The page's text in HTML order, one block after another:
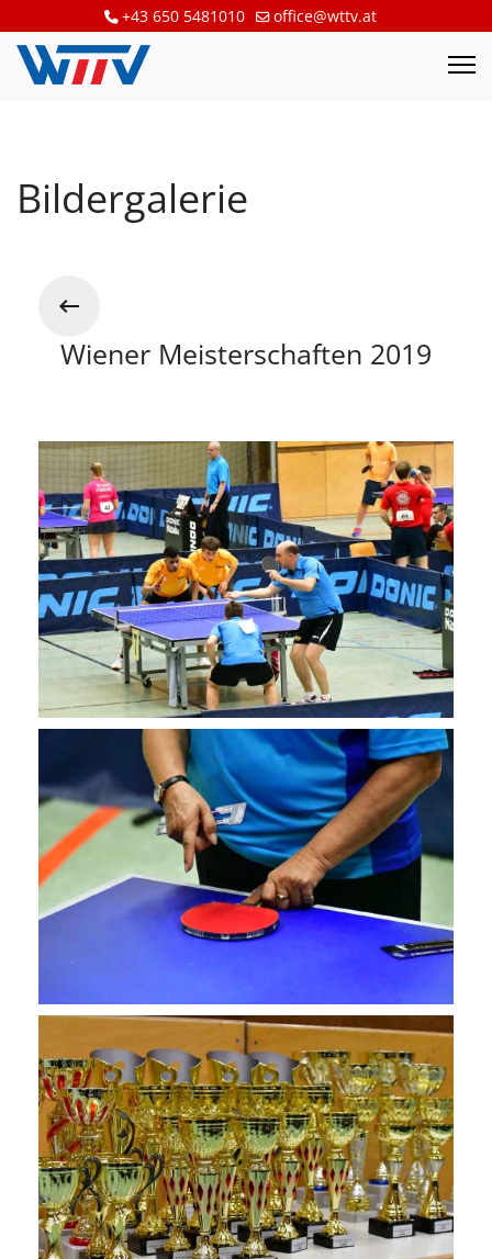
+43 650 5481010 office@wttv.at
Bildergalerie
Wiener Meisterschaften 2019